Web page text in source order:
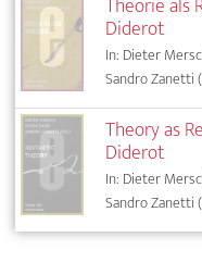
Diderot
In: Dieter
Sandro Zanetti
Theory as
Diderot
In: Dieter
Sandro Zanetti